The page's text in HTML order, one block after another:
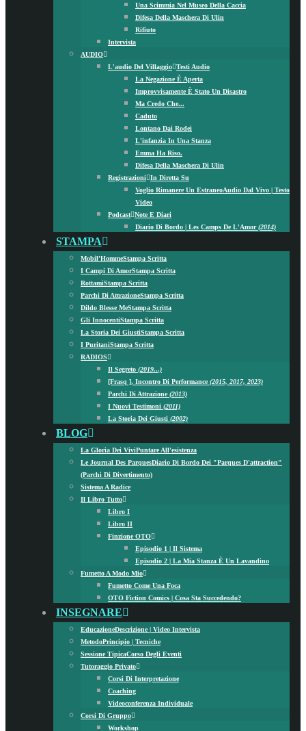
Una Scimmia Nel Museo Della Caccia
Difesa Della Maschera Di Ulin
Rifiuto
Intervista
AUDIO
L'audio Del Villaggio Testi Audio
La Negazione È Aperta
Improvvisamente È Stato Un Disastro
Ma Credo Che...
Caduto
Lontano Dai Rodei
L'infanzia In Una Stanza
Emma Ha Riso.
Difesa Della Maschera Di Ulin
Registrazioni In Diretta Su
Voglio Rimanere Un EstraneoAudio Dal Vivo | Testo
Video
Podcast Note E Diari
Diario Di Bordo | Les Camps De L'Amor(2014)
STAMPA
Mobil'HommeStampa Scritta
I Campi Di AmorStampa Scritta
RottamiStampa Scritta
Parchi Di AttrazioneStampa Scritta
Dildo Blesse MeStampa Scritta
Gli InnocentiStampa Scritta
La Storia Dei GiustiStampa Scritta
I PuritaniStampa Scritta
RADIOS
Il Segreto (2019...)
[frasq ], Incontro Di Performance(2015, 2017, 2023)
Parchi Di Attrazione(2013)
I Nuovi Testimoni (2011)
La Storia Dei Giusti (2002)
BLOG
La Gloria Dei ViviPuntare All'esistenza
Le Journal Des ParquesDiario Di Bordo Dei "Parques D'attraction"
(parchi Di Divertimento)
Sistema A Radice
Il Libro Tutto
Libro I
Libro II
Finzione OTO
Episodio 1 | Il Sistema
Episodio 2 | La Mia Stanza È Un Lavandino
Fumetto A Modo Mio
Fumetto Come Una Foca
OTO Fiction Comics | Cosa Sta Succedendo?
INSEGNARE
EducazioneDescrizione | Video Intervista
MetodoPrincipio | Tecniche
Sessione TipicaCorso Degli Eventi
Tutoraggio Privato
Corsi Di Interpretazione
Coaching
Videoconferenza Individuale
Corsi Di Gruppo
Workshop